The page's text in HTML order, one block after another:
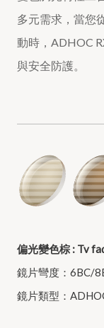
多元需求，當您
動時，ADHOC
與安全防護。
偏光變色棕 : Tv
鏡片彎度：6BC/
鏡片類型：